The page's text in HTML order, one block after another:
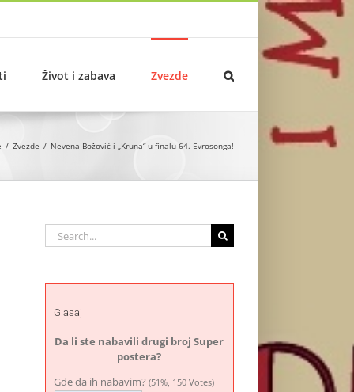
Život i zabava Zvezde
Zvezde Nevena Božović i „Kruna“ u finalu 64. Evrosonga!
Search
for:
Glasaj
Da li ste nabavili drugi broj Super
postera?
Gde da ih nabavim? (51%, 150 Votes)